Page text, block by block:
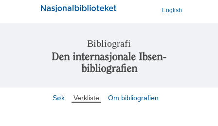
English
Bibliografi
Den internasjonale Ibsen-
bibliografien
Søk Verkliste Om bibliografien